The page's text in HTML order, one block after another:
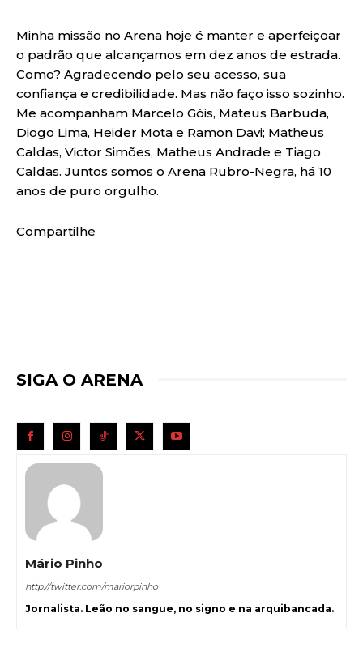
Minha missão no Arena hoje é manter e aperfeiçoar
o padrão que alcançamos em dez anos de estrada.
Como? Agradecendo pelo seu acesso, sua
confiança e credibilidade. Mas não faço isso sozinho.
Me acompanham Marcelo Góis, Mateus Barbuda,
Diogo Lima, Heider Mota e Ramon Davi; Matheus
Caldas, Victor Simões, Matheus Andrade e Tiago
Caldas. Juntos somos o Arena Rubro-Negra, há 10
anos de puro orgulho.
Compartilhe
SIGA O ARENA
Mário Pinho
http://twitter.com/mariorpinho
Jornalista. Leão no sangue, no signo e na arquibancada.